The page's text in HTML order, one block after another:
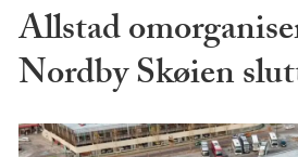
Allstad
Nordby Skøien